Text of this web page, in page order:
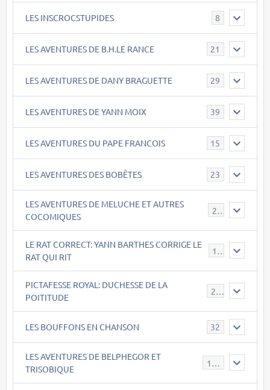
LES INSCROCSTUPIDES 8
LES AVENTURES DE B.H.LE RANCE 21
LES AVENTURES DE DANY BRAGUETTE 29
LES AVENTURES DE YANN MOIX 39
LES AVENTURES DU PAPE FRANCOIS 15
LES AVENTURES DES BOBÊTES 23
LES AVENTURES DE MELUCHE ET AUTRES
COCOMIQUES
22
LE RAT CORRECT: YANN BARTHES CORRIGE LE
RAT QUI RIT
15
PICTAFESSE ROYAL: DUCHESSE DE LA
POITITUDE
23
LES BOUFFONS EN CHANSON 32
LES AVENTURES DE BELPHEGOR ET
TRISOBIQUE
147